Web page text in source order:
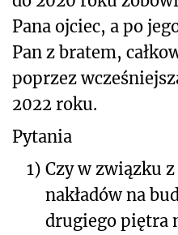
Pana ojciec, a po
Pan z bratem,
poprzez
2022 roku.
Pytania
1) Czy w związku z
nakładów na
drugiego piętra